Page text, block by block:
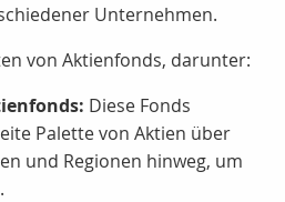
Unternehmen.
von Aktienfonds, darunter:
Diese Fonds
Palette von Aktien über
und Regionen hinweg, um